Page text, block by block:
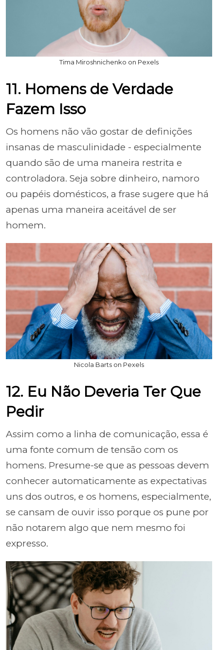
Tima Miroshnichenko on Pexels
11. Homens de Verdade
Fazem Isso
Os homens não vão gostar de definições
insanas de masculinidade - especialmente
quando são de uma maneira restrita e
controladora. Seja sobre dinheiro, namoro
ou papéis domésticos, a frase sugere que há
apenas uma maneira aceitável de ser
homem.
Nicola Barts on Pexels
12. Eu Não Deveria Ter Que
Pedir
Assim como a linha de comunicação, essa é
uma fonte comum de tensão com os
homens. Presume-se que as pessoas devem
conhecer automaticamente as expectativas
uns dos outros, e os homens, especialmente,
se cansam de ouvir isso porque os pune por
não notarem algo que nem mesmo foi
expresso.